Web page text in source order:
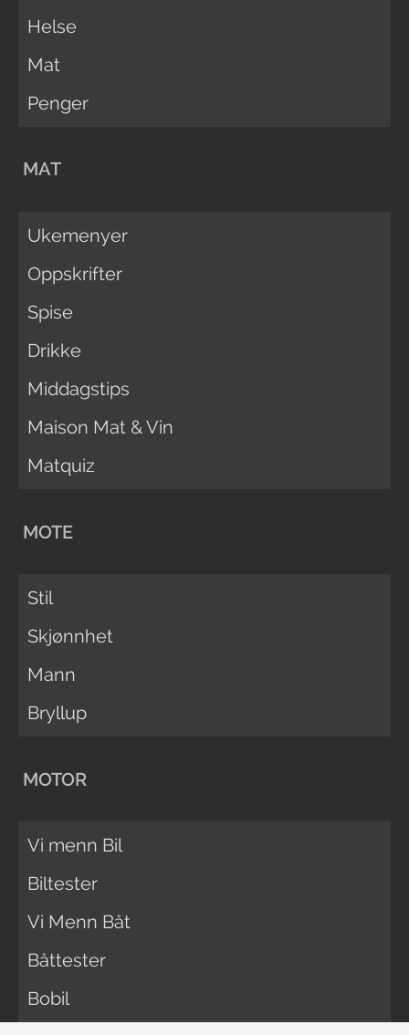
Helse
Mat
Penger
MAT
Ukemenyer
Oppskrifter
Spise
Drikke
Middagstips
Maison Mat & Vin
Matquiz
MOTE
Stil
Skjønnhet
Mann
Bryllup
MOTOR
Vi menn Bil
Biltester
Vi Menn Båt
Båttester
Bobil